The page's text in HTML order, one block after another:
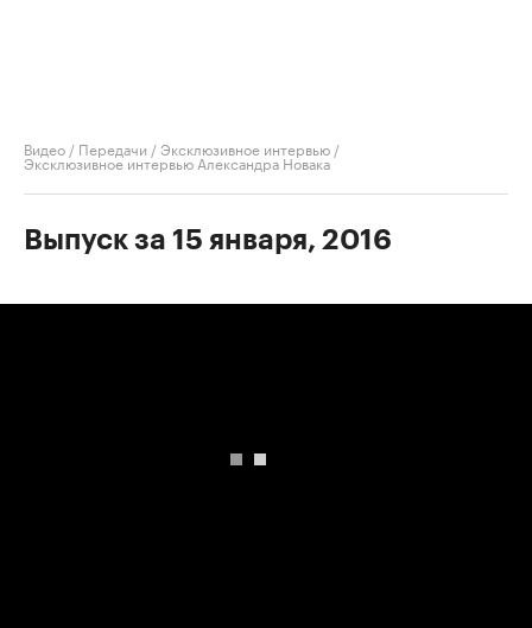
Видео / Передачи /Эксклюзивное интервью /
Эксклюзивное интервью Александра Новака
Выпуск за 15 января, 2016